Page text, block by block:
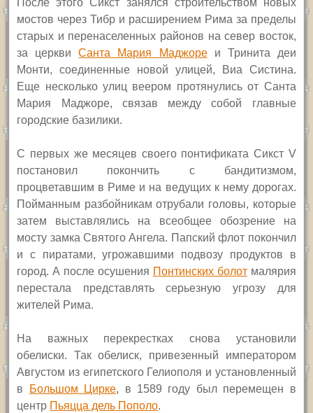
После этого Сикст занялся строительством новых
мостов через Тибр и расширением Рима за пределы
старых и перенаселенных районов на север восток,
за церквиСанта Мария Маджореи Тринита деи
Монти, соединенные новой улицей, Виа Систина.
Еще несколько улиц веером протянулись от Санта
Мария Маджоре, связав между собой главные
городские базилики.
С первых же месяцев своего понтификата Сикст V
постановил покончить с бандитизмом,
процветавшим в Риме и на ведущих к нему дорогах.
Пойманным разбойникам отрубали головы, которые
затем выставлялись на всеобщее обозрение на
мосту замка Святого Ангела. Папский флот покончил
и с пиратами, угрожавшими подвозу продуктов в
город.А после осушения Понтинских болотмалярия
перестала представлять серьезную угрозу для
жителей Рима.
На важных перекрестках снова установили
обелиски. Так обелиск, привезенный императором
Августом из египетского Гелиополя и установленный
в
Большом Цирке, в 1589 году был перемещен в
центр Пьяцца дель Пополо.